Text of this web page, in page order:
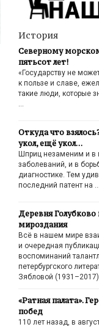
История
Северному
пятьсот лет!
«Государству не
к пользе и славе,
такие люди, которые
Откуда что
укол, ещё укол…
Шприц незаменим и в
заболеваний, и в
диагностике. Тем
последний патент на …
Деревня Голубково
мироздания
Всё в нашем мире
и очередная
воспоминаний
петербургского
Зябловой (1931–2017)
«Ратная палата».
побед
110 лет назад, в